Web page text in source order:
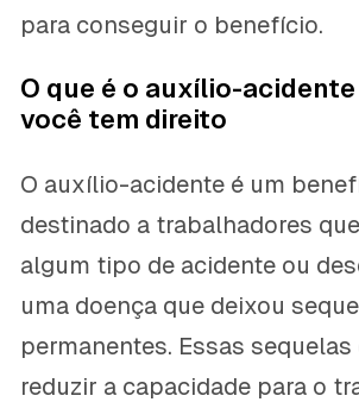
para conseguir o benefício.
O que é o auxílio-
você tem direito
O auxílio-acidente é um
destinado a trabalhadores
algum tipo de acidente ou
uma doença que deixou
permanentes. Essas sequelas
reduzir a capacidade para o